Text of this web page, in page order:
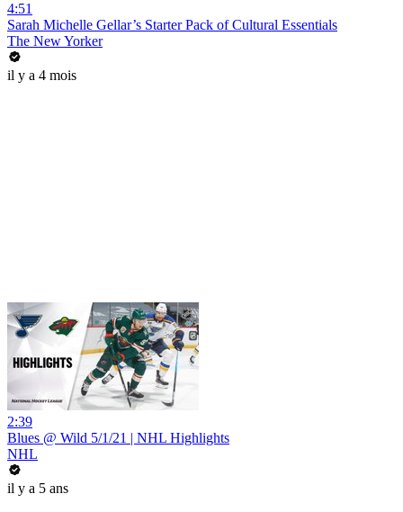
4:51
Sarah Michelle Gellar’s Starter Pack of Cultural Essentials
The New Yorker
il y a 4 mois
2:39
Blues @ Wild 5/1/21 | NHL Highlights
NHL
il y a 5 ans